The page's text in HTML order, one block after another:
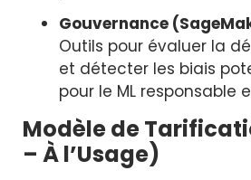
Gouvernance
Outils pour évaluer la
et détecter les biais
pour le ML responsable
Modèle de
– À l’Usage)